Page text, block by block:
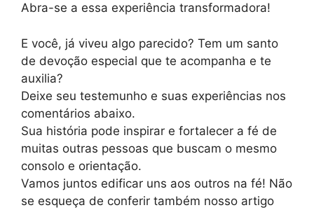
Abra-se a essa experiência transformadora!
E você, já viveu algo parecido? Tem um santo
de devoção especial que te acompanha e te
auxilia?
Deixe seu testemunho e suas experiências nos
comentários abaixo.
Sua história pode inspirar e fortalecer a fé de
muitas outras pessoas que buscam o mesmo
consolo e orientação.
Vamos juntos edificar uns aos outros na fé! Não
se esqueça de conferir também nosso artigo